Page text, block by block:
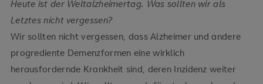
Heute ist der Weltalzheimertag. Was sollten wir als
Letztes nicht vergessen?
Wir sollten nicht vergessen, dass Alzheimer und andere
progrediente Demenzformen eine wirklich
herausfordernde Krankheit sind, deren Inzidenz weiter